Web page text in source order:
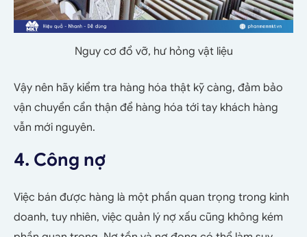
Nguy cơ đổ vỡ, hư hỏng vật liệu
Vậy nên hãy kiểm tra hàng hóa thật kỹ càng, đảm bảo
vận chuyển cẩn thận để hàng hóa tới tay khách hàng
vẫn mới nguyên.
4. Công nợ
Việc bán được hàng là một phần quan trọng trong kinh
doanh, tuy nhiên, việc quản lý nợ xấu cũng không kém